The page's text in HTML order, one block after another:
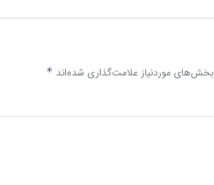
بخش‌های موردنیاز علامت‌گذاری شده‌اند *